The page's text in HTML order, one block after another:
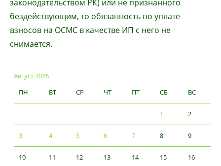
законодательством РК) или не признанного
бездействующим, то обязанность по уплате
взносов на ОСМС в качестве ИП с него не
снимается.
Август 2026
ПН
ВТ СР ЧТ ПТ СБ ВС
1 2
3 4 5 6 7 8 9
10 11 12 13 14 15 16